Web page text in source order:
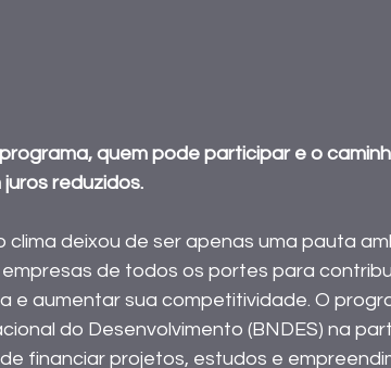
quem pode participar e o
reduzidos.
clima deixou de ser apenas uma pauta
de todos os portes para
e aumentar sua competitividade. O
do Desenvolvimento (BNDES) na
financiar projetos, estudos e